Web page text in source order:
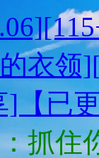
衣领
【已
抓住